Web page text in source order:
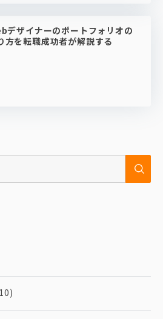
デザイナーのポートフォリオの
方を転職成功者が解説する
検